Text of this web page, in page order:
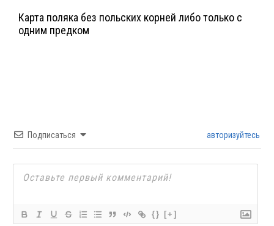
Карта поляка без польских корней либо только с
одним предком
Подписаться авторизуйтесь
{} [+]